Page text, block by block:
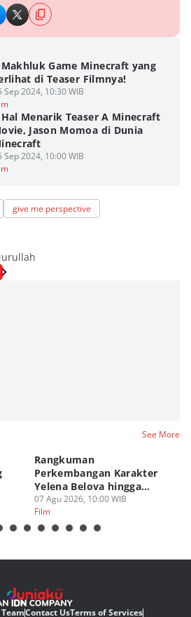
Game Minecraft yang
di Teaser Filmnya!
Sep 2024, 10:30 WIB
Menarik Teaser A Minecraft
Jason Momoa di Dunia
Sep 2024, 10:00 WIB
give me perspective
See More
Rangkuman
Perkembangan Karakter
Yelena Belova hingga
Spider-Man BND
07 Agu 2026, 10:00 WIB
Film
Contact UsTerms of Services